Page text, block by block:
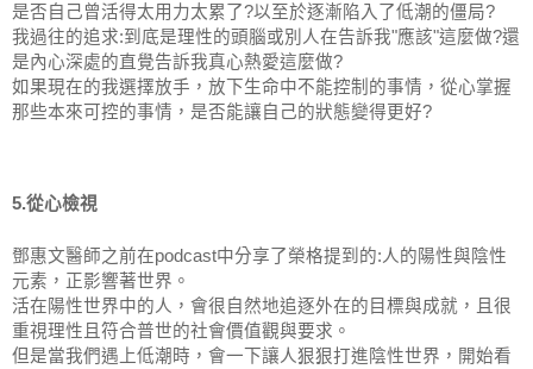
是否自己曾活得太用力太累了?以至於逐漸陷入了低潮的僵局?
我過往的追求:到底是理性的頭腦或別人在告訴我"應該"這麼做?還
是內心深處的直覺告訴我真心熱愛這麼做?
如果現在的我選擇放手，放下生命中不能控制的事情，從心掌握
那些本來可控的事情，是否能讓自己的狀態變得更好?
5.從心檢視
鄧惠文醫師之前在podcast中分享了榮格提到的:人的陽性與陰性
元素，正影響著世界。
活在陽性世界中的人，會很自然地追逐外在的目標與成就，且很
重視理性且符合普世的社會價值觀與要求。
但是當我們遇上低潮時，會一下讓人狠狠打進陰性世界，開始看